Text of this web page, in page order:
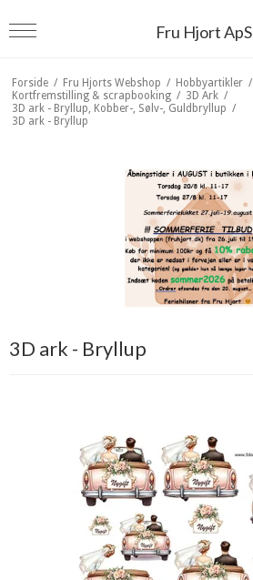
Fru Hjort ApS
Forside / Fru Hjorts Webshop / Hobbyartikler /
Kortfremstilling & scrapbooking / 3D Ark /
3D ark - Bryllup, Kobber-, Sølv-, Guldbryllup /
3D ark - Bryllup
3D ark - Bryllup